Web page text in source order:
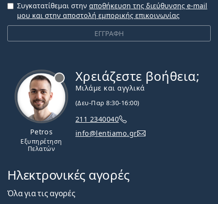
ΕΓΓΡΑΦΗ
Συγκατατίθεμαι στην αποθήκευση της διεύθυνσης e-mail
μου και στην αποστολή εμπορικής επικοινωνίας
Petros
Εξυπηρέτηση
Πελατών
Χρειάζεστε βοήθεια;
Μιλάμε και αγγλικά
(Δευ-Παρ 8:30-16:00)
211 2340040
info@lentiamo.gr
Ηλεκτρονικές αγορές
Όλα για τις αγορές